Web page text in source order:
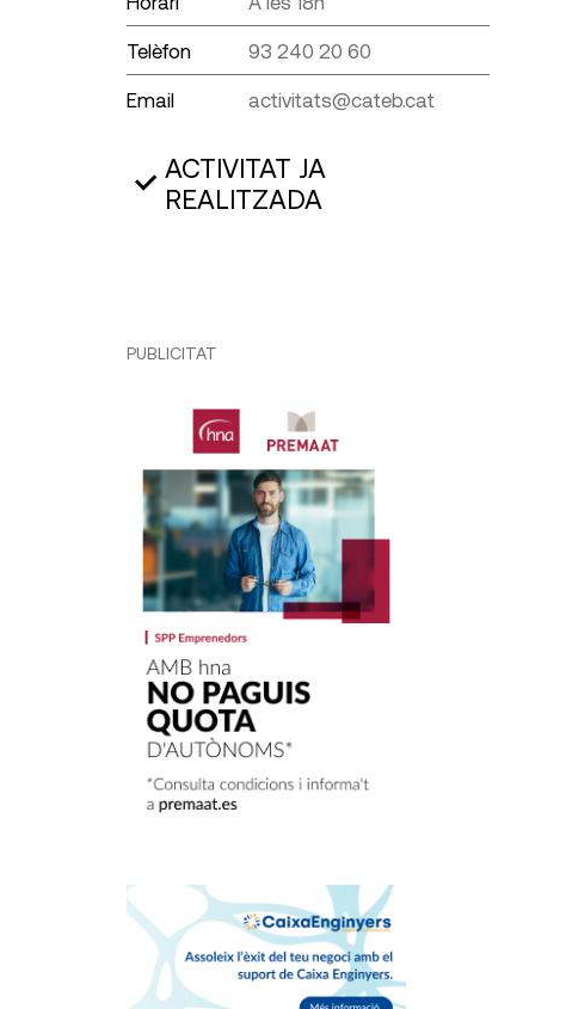
Telèfon 93 240 20 60
Email activitats@cateb.cat
ACTIVITAT JA
REALITZADA
PUBLICITAT